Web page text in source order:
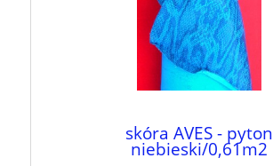
skóra AVES - pyton
niebieski/0,61m2